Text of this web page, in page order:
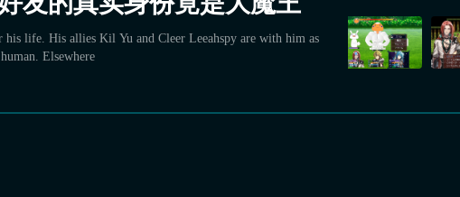
life. His allies Kil Yu and Cleer Leeahspy are with him as
Elsewhere